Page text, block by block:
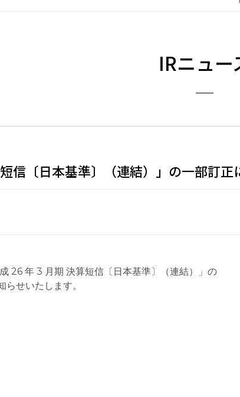
IRニュー
信〔日本基準〕（連結）」の一部訂正
26 年 3 月期 決算短信〔日本基準〕（連結）」の
せいたします。